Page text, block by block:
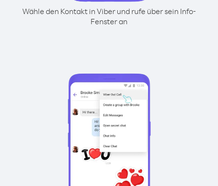
Wähle den Kontakt in Viber und rufe über sein Info-
Fenster an